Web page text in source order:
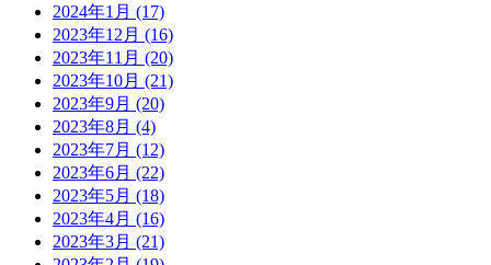
2024年1月 (17)
2023年12月 (16)
2023年11月 (20)
2023年10月 (21)
2023年9月 (20)
2023年8月 (4)
2023年7月 (12)
2023年6月 (22)
2023年5月 (18)
2023年4月 (16)
2023年3月 (21)